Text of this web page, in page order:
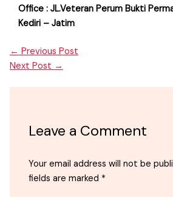
Office : JL.Veteran Perum Bukti
Kediri – Jatim
← Previous Post
Next Post →
Leave a Comment
Your email address will not be
fields are marked *